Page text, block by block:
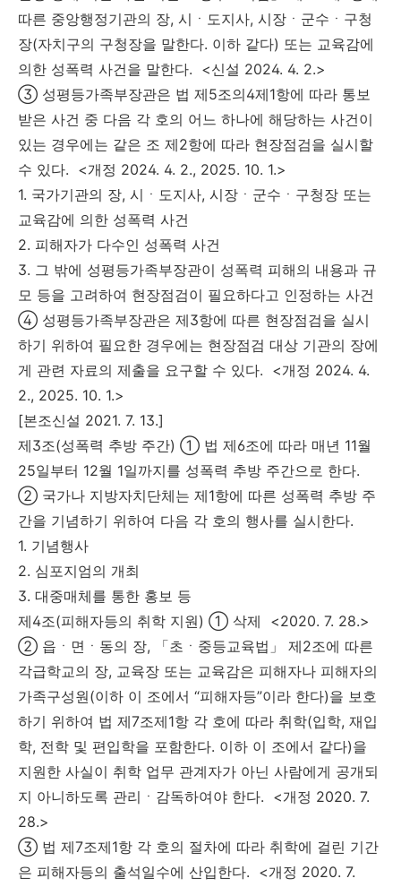
따른 중앙행정기관의 장, 시ㆍ도지사, 시장ㆍ군수ㆍ구청
장(자치구의 구청장을 말한다. 이하 같다) 또는 교육감에
의한 성폭력 사건을 말한다. <신설 2024. 4. 2.>
③ 성평등가족부장관은 법 제5조의4제1항에 따라 통보
받은 사건 중 다음 각 호의 어느 하나에 해당하는 사건이
있는 경우에는 같은 조 제2항에 따라 현장점검을 실시할
수 있다. <개정 2024. 4. 2., 2025. 10. 1.>
1. 국가기관의 장, 시ㆍ도지사, 시장ㆍ군수ㆍ구청장 또는
교육감에 의한 성폭력 사건
2. 피해자가 다수인 성폭력 사건
3. 그 밖에 성평등가족부장관이 성폭력 피해의 내용과 규
모 등을 고려하여 현장점검이 필요하다고 인정하는 사건
④ 성평등가족부장관은 제3항에 따른 현장점검을 실시
하기 위하여 필요한 경우에는 현장점검 대상 기관의 장에
게 관련 자료의 제출을 요구할 수 있다. <개정 2024. 4.
2., 2025. 10. 1.>
[본조신설 2021. 7. 13.]
제3조(성폭력 추방 주간) ① 법 제6조에 따라 매년 11월
25일부터 12월 1일까지를 성폭력 추방 주간으로 한다.
② 국가나 지방자치단체는 제1항에 따른 성폭력 추방 주
간을 기념하기 위하여 다음 각 호의 행사를 실시한다.
1. 기념행사
2. 심포지엄의 개최
3. 대중매체를 통한 홍보 등
제4조(피해자등의 취학 지원) ① 삭제 <2020. 7. 28.>
② 읍ㆍ면ㆍ동의 장, 「초ㆍ중등교육법」 제2조에 따른
각급학교의 장, 교육장 또는 교육감은 피해자나 피해자의
가족구성원(이하 이 조에서 “피해자등”이라 한다)을 보호
하기 위하여 법 제7조제1항 각 호에 따라 취학(입학, 재입
학, 전학 및 편입학을 포함한다. 이하 이 조에서 같다)을
지원한 사실이 취학 업무 관계자가 아닌 사람에게 공개되
지 아니하도록 관리ㆍ감독하여야 한다. <개정 2020. 7.
28.>
③ 법 제7조제1항 각 호의 절차에 따라 취학에 걸린 기간
은 피해자등의 출석일수에 산입한다. <개정 2020. 7.